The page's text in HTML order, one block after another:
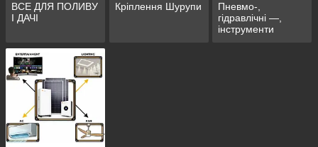
ВСЕ ДЛЯ ПОЛИВУ
І ДАЧІ
Кріплення Шурупи
Пневмо-,
гідравлічні —,
інструменти